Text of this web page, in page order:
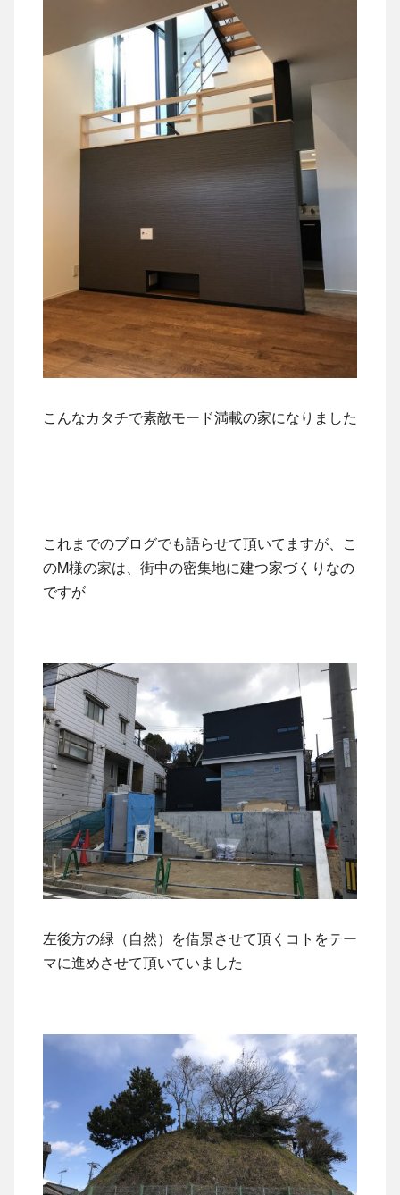
こんなカタチで素敵モード満載の家になりました
これまでのブログでも語らせて頂いてますが、こ
のM様の家は、街中の密集地に建つ家づくりなの
ですが
左後方の緑（自然）を借景させて頂くコトをテー
マに進めさせて頂いていました